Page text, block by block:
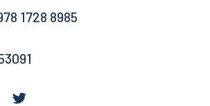
1728 8985